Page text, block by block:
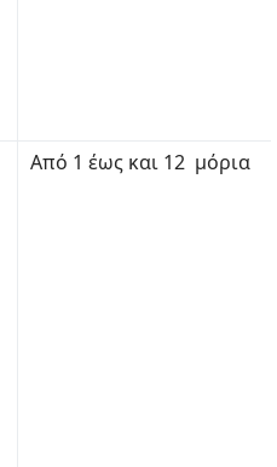
Από 1 έως και 12 μόρια